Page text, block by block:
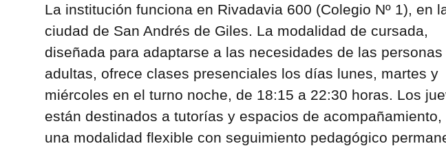
La institución funciona en Rivadavia 600 (Colegio Nº 1), en
ciudad de San Andrés de Giles. La modalidad de cursada,
diseñada para adaptarse a las necesidades de las personas
adultas, ofrece clases presenciales los días lunes, martes y
miércoles en el turno noche, de 18:15 a 22:30 horas. Los
están destinados a tutorías y espacios de acompañamiento,
una modalidad flexible con seguimiento pedagógico